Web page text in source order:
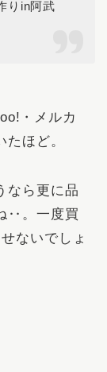
りin阿武
・メルカ
ほど。
なら更に品
‥。一度買
ないでしょ